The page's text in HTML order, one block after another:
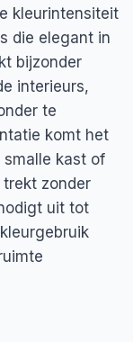
kleurintensiteit
die elegant in
bijzonder
interieurs,
te
komt het
kast of
zonder
uit tot